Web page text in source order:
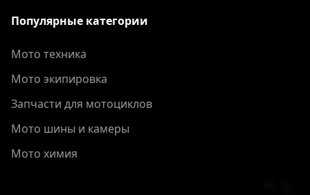
Популярные категории
Мото техника
Мото экипировка
Запчасти для мотоциклов
Мото шины и камеры
Мото химия